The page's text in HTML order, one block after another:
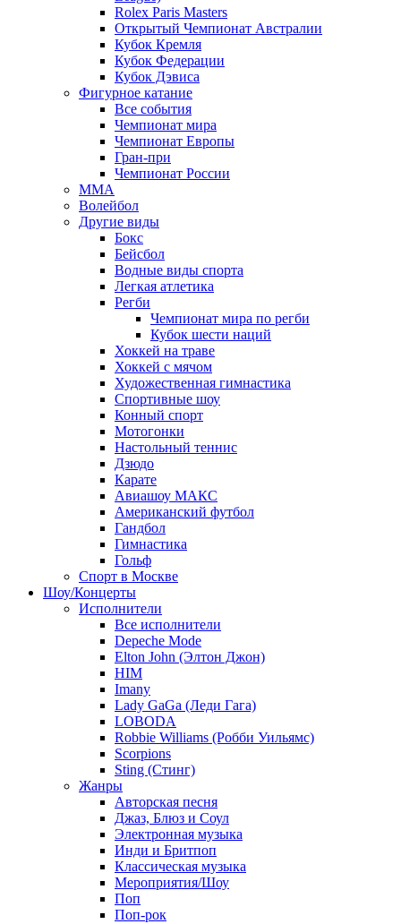
Rolex Paris Masters
Открытый Чемпионат Австралии
Кубок Кремля
Кубок Федерации
Кубок Дэвиса
Фигурное катание
Все события
Чемпионат мира
Чемпионат Европы
Гран-при
Чемпионат России
MMA
Волейбол
Другие виды
Бокс
Бейсбол
Водные виды спорта
Легкая атлетика
Регби
Чемпионат мира по регби
Кубок шести наций
Хоккей на траве
Хоккей с мячом
Художественная гимнастика
Спортивные шоу
Конный спорт
Мотогонки
Настольный теннис
Дзюдо
Карате
Авиашоу МАКС
Американский футбол
Гандбол
Гимнастика
Гольф
Спорт в Москве
Шоу/Концерты
Исполнители
Все исполнители
Depeche Mode
Elton John (Элтон Джон)
HIM
Imany
Lady GaGa (Леди Гага)
LOBODA
Robbie Williams (Робби Уильямс)
Scorpions
Sting (Стинг)
Жанры
Авторская песня
Джаз, Блюз и Соул
Электронная музыка
Инди и Бритпоп
Классическая музыка
Мероприятия/Шоу
Поп
Поп-рок